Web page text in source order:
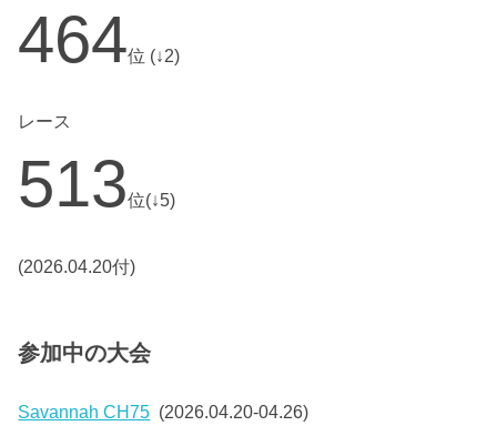
464位 (↓2)
レース
513位(↓5)
(2026.04.20付)
参加中の大会
Savannah CH75 (2026.04.20-04.26)